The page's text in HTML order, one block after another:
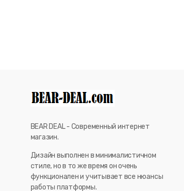
BEAR DEAL - Современный интернет
магазин.
Дизайн выполнен в минималистичном
стиле, но в то же время он очень
функционален и учитывает все нюансы
работы платформы.